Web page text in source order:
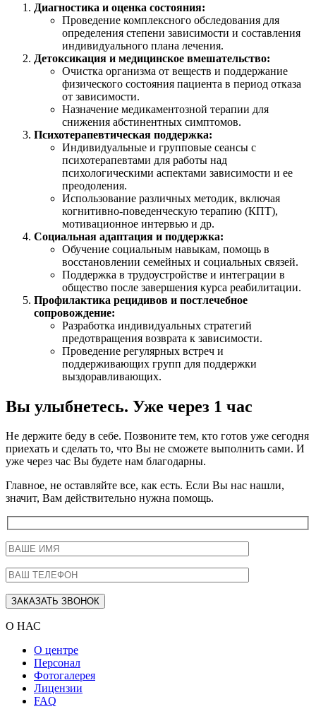
Диагностика и оценка состояния:
Проведение комплексного обследования для
определения степени зависимости и составления
индивидуального плана лечения.
Детоксикация и медицинское вмешательство:
Очистка организма от веществ и поддержание
физического состояния пациента в период отказа
от зависимости.
Назначение медикаментозной терапии для
снижения абстинентных симптомов.
Психотерапевтическая поддержка:
Индивидуальные и групповые сеансы с
психотерапевтами для работы над
психологическими аспектами зависимости и ее
преодоления.
Использование различных методик, включая
когнитивно-поведенческую терапию (КПТ),
мотивационное интервью и др.
Социальная адаптация и поддержка:
Обучение социальным навыкам, помощь в
восстановлении семейных и социальных связей.
Поддержка в трудоустройстве и интеграции в
общество после завершения курса реабилитации.
Профилактика рецидивов и постлечебное
сопровождение:
Разработка индивидуальных стратегий
предотвращения возврата к зависимости.
Проведение регулярных встреч и
поддерживающих групп для поддержки
выздоравливающих.
Вы улыбнетесь. Уже через 1 час
Не держите беду в себе. Позвоните тем, кто готов уже сегодня
приехать и сделать то, что Вы не сможете выполнить сами. И
уже через час Вы будете нам благодарны.
Главное, не оставляйте все, как есть. Если Вы нас нашли,
значит, Вам действительно нужна помощь.
О НАС
О центре
Персонал
Фотогалерея
Лицензии
FAQ